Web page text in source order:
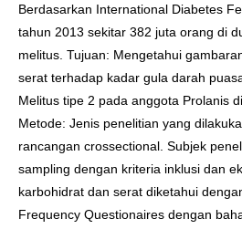
Berdasarkan International Diabetes
tahun 2013 sekitar 382 juta orang di
melitus. Tujuan: Mengetahui
serat terhadap kadar gula darah
Melitus tipe 2 pada anggota Prolanis
Metode: Jenis penelitian yang
rancangan crossectional. Subjek
sampling dengan kriteria inklusi dan
karbohidrat dan serat diketahui
Frequency Questionaires dengan